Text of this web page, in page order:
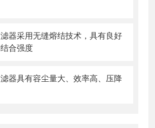
器采用无缝熔结技术，具有良好
合强度
器具有容尘量大、效率高、压降